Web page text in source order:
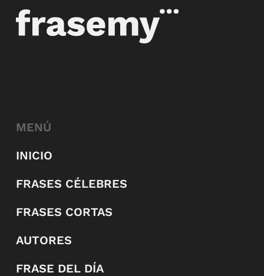
MENÚ
INICIO
FRASES CÉLEBRES
FRASES CORTAS
AUTORES
FRASE DEL DÍA